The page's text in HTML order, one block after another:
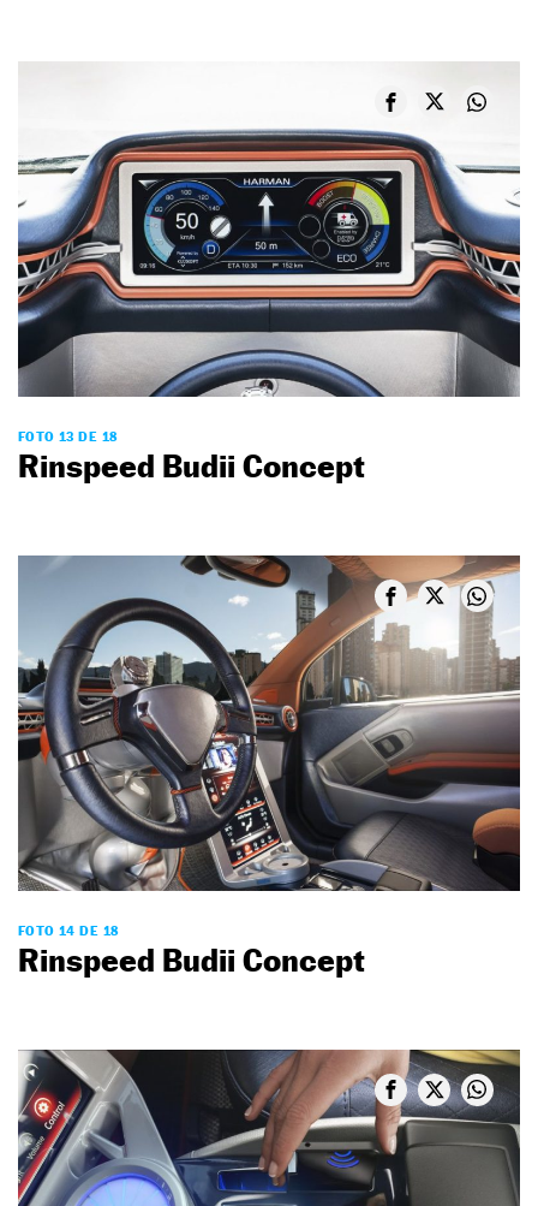
FOTO 13 DE 18
Rinspeed Budii Concept
FOTO 14 DE 18
Rinspeed Budii Concept